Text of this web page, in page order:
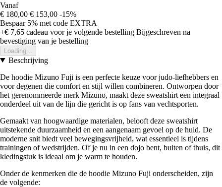
Vanaf
€ 180,00 € 153,00 -15%
Bespaar 5% met code EXTRA
+€ 7,65 cadeau voor je volgende bestelling Bijgeschreven na
bevestiging van je bestelling
Loading...
Beschrijving
De hoodie Mizuno Fuji is een perfecte keuze voor judo-liefhebbers en
voor degenen die comfort en stijl willen combineren. Ontworpen door
het gerenommeerde merk Mizuno, maakt deze sweatshirt een integraal
onderdeel uit van de lijn die gericht is op fans van vechtsporten.
Gemaakt van hoogwaardige materialen, belooft deze sweatshirt
uitstekende duurzaamheid en een aangenaam gevoel op de huid. De
moderne snit biedt veel bewegingsvrijheid, wat essentieel is tijdens
trainingen of wedstrijden. Of je nu in een dojo bent, buiten of thuis, dit
kledingstuk is ideaal om je warm te houden.
Onder de kenmerken die de hoodie Mizuno Fuji onderscheiden, zijn
de volgende: